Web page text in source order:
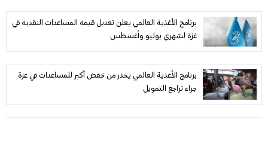
برنامج الأغذية العالمي يعلن تعديل قيمة المساعدات النقدية في
غزة لشهري يوليو وأغسطس
برنامج الأغذية العالمي يحذر من خفض أكبر للمساعدات في غزة
جراء تراجع التمويل